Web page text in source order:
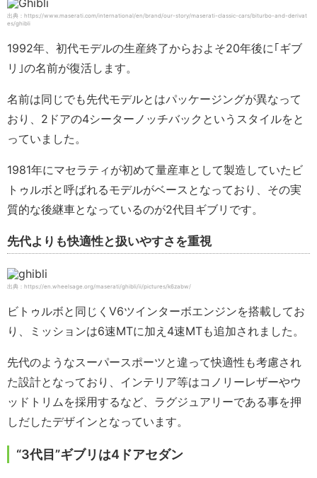
出典：https://www.maserati.com/international/en/brand/our-story/maserati-classic-cars/biturbo-and-derivat
es/ghibli
1992年、初代モデルの生産終了からおよそ20年後に｢ギブ
リ｣の名前が復活します。
名前は同じでも先代モデルとはパッケージングが異なって
おり、2ドアの4シーターノッチバックというスタイルをと
っていました。
1981年にマセラティが初めて量産車として製造していたビ
トゥルボと呼ばれるモデルがベースとなっており、その実
質的な後継車となっているのが2代目ギブリです。
先代よりも快適性と扱いやすさを重視
出典：https://en.wheelsage.org/maserati/ghibli/ii/pictures/k6zabw/
ビトゥルボと同じくV6ツインターボエンジンを搭載してお
り、ミッションは6速MTに加え4速MTも追加されました。
先代のようなスーパースポーツと違って快適性も考慮され
た設計となっており、インテリア等はコノリーレザーやウ
ッドトリムを採用するなど、ラグジュアリーである事を押
しだしたデザインとなっています。
“3代目”ギブリは4ドアセダン